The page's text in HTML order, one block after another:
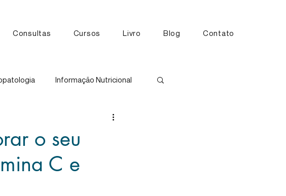
Consultas Cursos Livro Blog Contato
Informação Nutricional
o seu
C e